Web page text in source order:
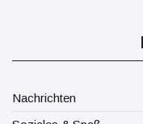
Nachrichten